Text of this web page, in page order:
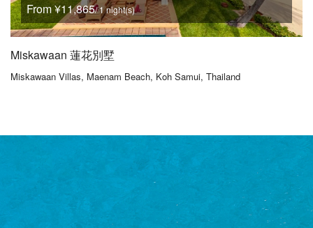
From ¥11,865/ 1 night(s)
Miskawaan 蓮花別墅
Miskawaan Villas, Maenam Beach, Koh Samui, Thailand